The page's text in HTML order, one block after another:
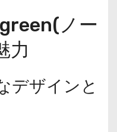
ノー
力
デザインと